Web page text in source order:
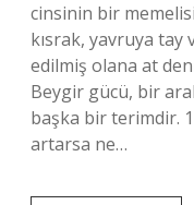
cinsinin bir
kısrak, yavruya tay
edilmiş olana at
Beygir gücü, bir
başka bir terimdir.
artarsa ne…